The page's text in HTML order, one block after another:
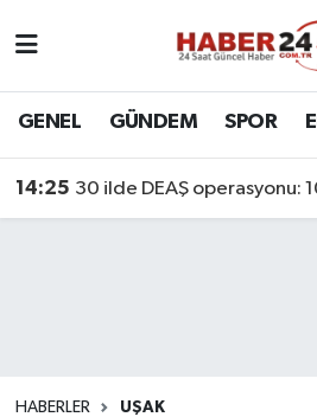
GENEL GÜNDEM SPOR
14:25 30 ilde DEAŞ operasyonu: 104
HABERLER UŞAK
Nöbetçi Eczaneler